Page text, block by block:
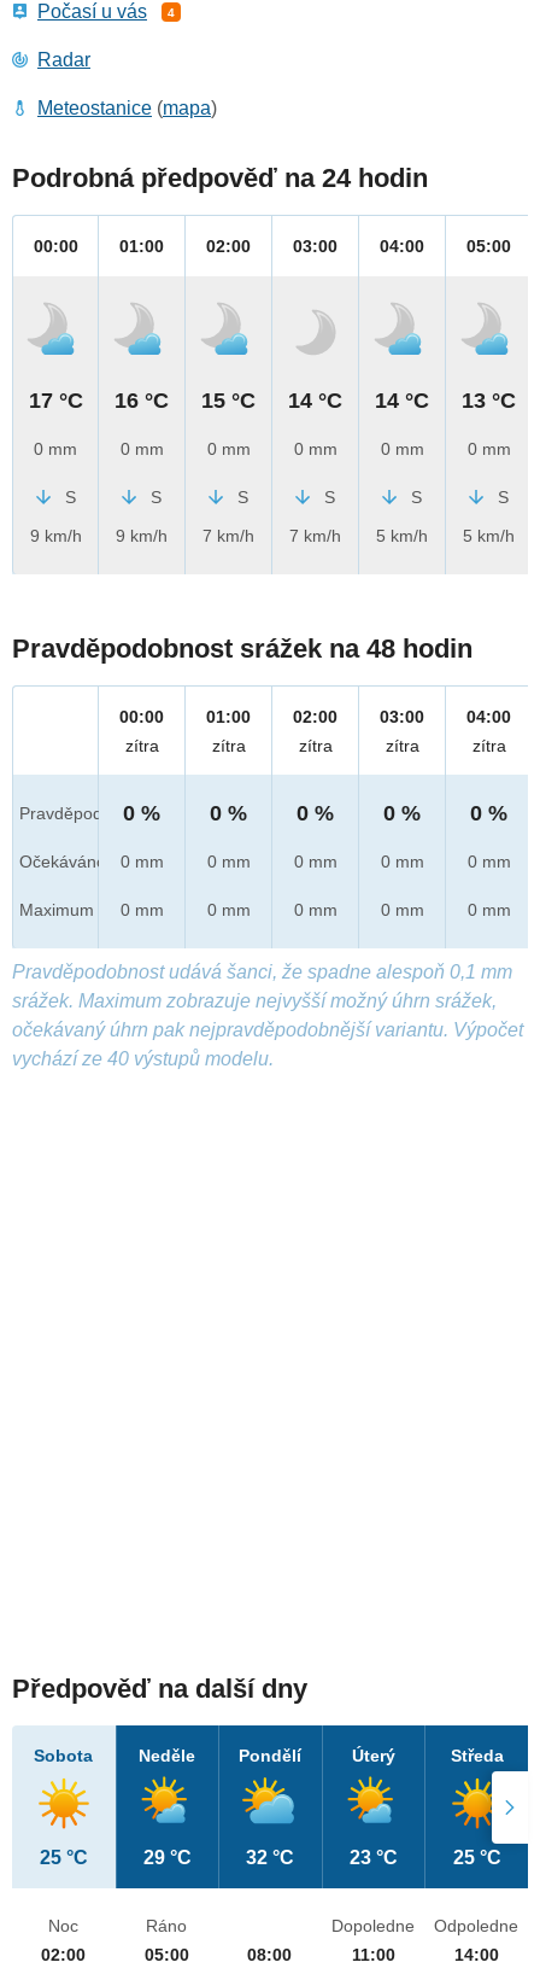
Počasí u vás 4
Radar
Meteostanice (mapa)
Podrobná předpověď na 24 hodin
00:00
17 °C
0 mm
S
9 km/h
01:00
16 °C
0 mm
S
9 km/h
02:00
15 °C
0 mm
S
7 km/h
03:00
14 °C
0 mm
S
7 km/h
04:00
14 °C
0 mm
S
5 km/h
05:00
13 °C
0 mm
S
5 km/h
Pravděpodobnost srážek na 48 hodin
Pravděpod.
Očekáváno
Maximum
00:00
zítra
0 %
0 mm
0 mm
01:00
zítra
0 %
0 mm
0 mm
02:00
zítra
0 %
0 mm
0 mm
03:00
zítra
0 %
0 mm
0 mm
04:00
zítra
0 %
0 mm
0 mm
Pravděpodobnost udává šanci, že spadne alespoň 0,1 mm
srážek. Maximum zobrazuje nejvyšší možný úhrn srážek,
očekávaný úhrn pak nejpravděpodobnější variantu. Výpočet
vychází ze 40 výstupů modelu.
Předpověď na další dny
Sobota
25 °C
Neděle
29 °C
Pondělí
32 °C
Úterý
23 °C
Středa
25 °C
Noc
02:00
Ráno
05:00
08:00
Dopoledne
11:00
Odpoledne
14:00